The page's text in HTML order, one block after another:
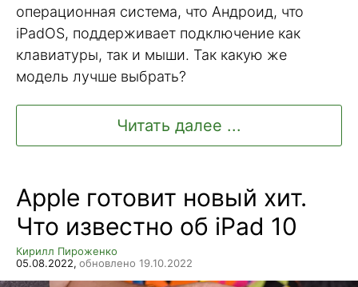
операционная система, что Андроид, что
iPadOS, поддерживает подключение как
клавиатуры, так и мыши. Так какую же
модель лучше выбрать?
Читать далее ...
Apple готовит новый хит.
Что известно об iPad 10
Кирилл Пироженко
05.08.2022, обновлено 19.10.2022